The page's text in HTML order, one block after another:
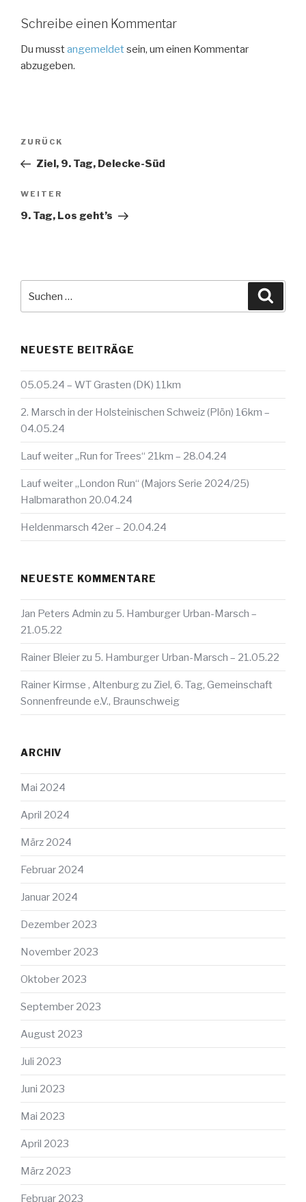
Schreibe einen Kommentar
Du musstangemeldetsein, um einen Kommentar
abzugeben.
Beitragsnavigation
Vorheriger
Beitrag
ZURÜCK
Ziel, 9. Tag, Delecke-Süd
Nächster
Beitrag
WEITER
9. Tag, Los geht’s
NEUESTE BEITRÄGE
05.05.24 – WT Grasten (DK) 11km
2. Marsch in der Holsteinischen Schweiz (Plön) 16km –
04.05.24
Lauf weiter „Run for Trees“ 21km – 28.04.24
Lauf weiter „London Run“ (Majors Serie 2024/25)
Halbmarathon 20.04.24
Heldenmarsch 42er – 20.04.24
NEUESTE KOMMENTARE
Jan Peters Admin zu 5. Hamburger Urban-Marsch –
21.05.22
Rainer Bleierzu 5. Hamburger Urban-Marsch – 21.05.22
Rainer Kirmse , Altenburgzu Ziel, 6. Tag, Gemeinschaft
Sonnenfreunde e.V., Braunschweig
ARCHIV
Mai 2024
April 2024
März 2024
Februar 2024
Januar 2024
Dezember 2023
November 2023
Oktober 2023
September 2023
August 2023
Juli 2023
Juni 2023
Mai 2023
April 2023
März 2023
Februar 2023